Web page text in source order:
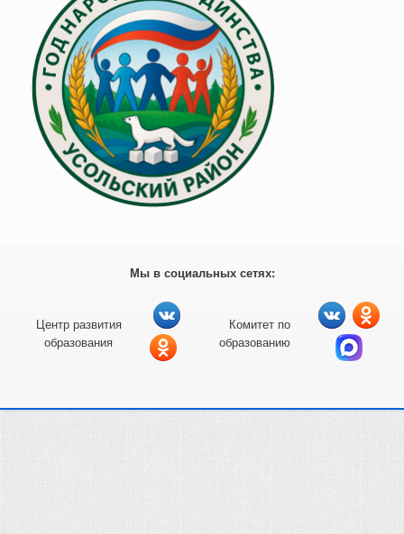
Мы в социальных сетях:
Центр развития
образования
Комитет по
образованию